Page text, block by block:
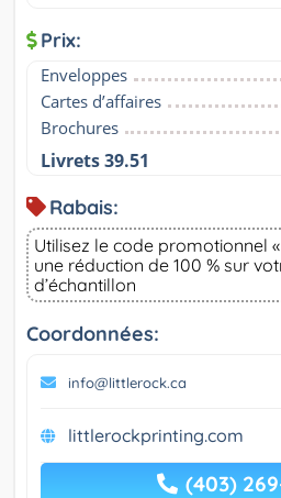
Prix:
Enveloppes
Cartes d’affaires
Brochures
Livrets 39.51
Rabais:
Utilisez le code promotionnel «
une réduction de 100 % sur
d’échantillon
Coordonnées:
info@littlerock.ca
littlerockprinting.com
(403)